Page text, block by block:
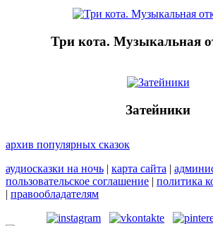
Три кота. Музыкальная
Затейники
архив популярных сказок
аудиосказки на ночь | карта сайта |
пользовательское соглашение | политика
| правообладателям